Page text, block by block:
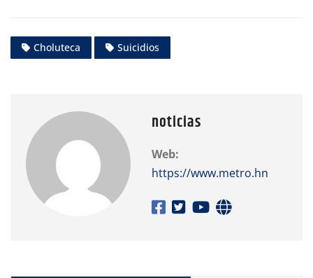
Choluteca Suicidios
noticias
Web:
https://www.metro.hn